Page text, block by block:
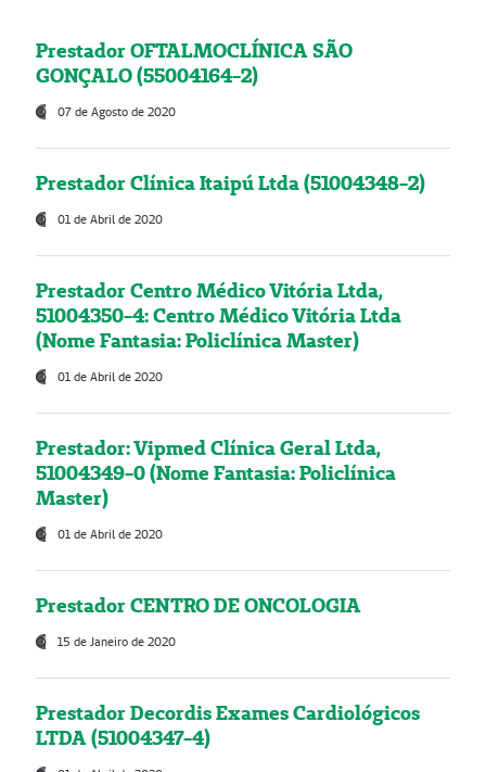
Prestador OFTALMOCLÍNICA SÃO
GONÇALO (55004164-2)
07 de Agosto de 2020
Prestador Clínica Itaipú Ltda (51004348-2)
01 de Abril de 2020
Prestador Centro Médico Vitória Ltda,
51004350-4: Centro Médico Vitória Ltda
(Nome Fantasia: Policlínica Master)
01 de Abril de 2020
Prestador: Vipmed Clínica Geral Ltda,
51004349-0 (Nome Fantasia: Policlínica
Master)
01 de Abril de 2020
Prestador CENTRO DE ONCOLOGIA
15 de Janeiro de 2020
Prestador Decordis Exames Cardiológicos
LTDA (51004347-4)